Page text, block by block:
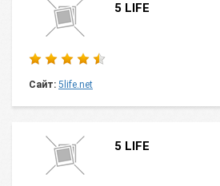
5 LIFE
Сайт: 5life.net
5 LIFE